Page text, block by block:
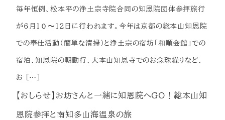
【おしらせ】お坊さんと一緒に知恩院へGO！総本山知
恩院参拝と南知多山海温泉の旅
毎年恒例、松本平の浄土宗寺院合同の知恩院団体参拝旅行
が６月１０〜１２日に行われます。今年は京都の総本山知恩院
での奉仕活動（簡単な清掃）と浄土宗の宿坊「和順会館」での
宿泊、知恩院の朝勤行、大本山知恩寺でのお念珠繰りなど、
お […]